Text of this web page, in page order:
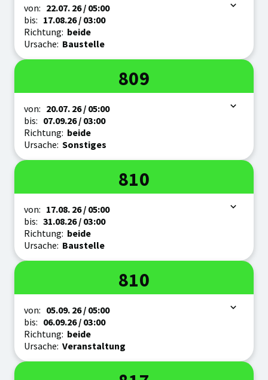
Zeitraum
von: 22.07. 26/ 05:00
bis: 17.08.26/ 03:00
Richtung: beide
Ursache: Baustelle
Linie
809
Zeitraum
von: 20.07. 26/ 05:00
bis: 07.09.26/ 03:00
Richtung: beide
Ursache: Sonstiges
Linie
810
Zeitraum
von: 17.08. 26/ 05:00
bis: 31.08.26/ 03:00
Richtung: beide
Ursache: Baustelle
Linie
810
Zeitraum
von: 05.09. 26/ 05:00
bis: 06.09.26/ 03:00
Richtung: beide
Ursache: Veranstaltung